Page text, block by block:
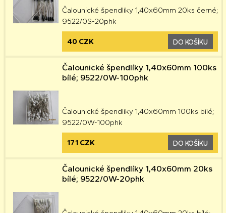
Čalounické špendlíky 1,40x60mm 20ks černé;
9522/0S-20phk
40 CZK DO KOŠÍKU
Čalounické špendlíky 1,40x60mm 100ks
bílé; 9522/0W-100phk
Čalounické špendlíky 1,40x60mm 100ks bílé;
9522/0W-100phk
171 CZK DO KOŠÍKU
Čalounické špendlíky 1,40x60mm 20ks
bílé; 9522/0W-20phk